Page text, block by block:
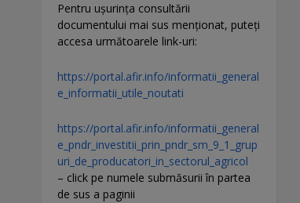
Pentru uşurinţa consultării
documentului mai sus menţionat, puteţi
accesa următoarele link-uri:
https://portal.afir.info/informatii_general
e_informatii_utile_noutati
https://portal.afir.info/informatii_general
e_pndr_investitii_prin_pndr_sm_9_1_grup
uri_de_producatori_in_sectorul_agricol
– click pe numele submăsurii în partea
de sus a paginii